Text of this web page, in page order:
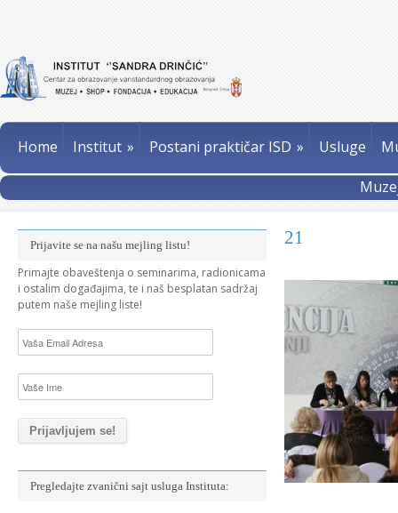
Home Institut » Postani praktičar ISD » Usluge
21
Prijavite se na našu mejling listu!
Primajte obaveštenja o seminarima, radionicama
i ostalim događajima, te i naš besplatan sadržaj
putem naše mejling liste!
Pregledajte zvanični sajt usluga Instituta: